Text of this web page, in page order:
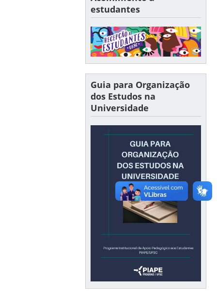
estudantes
Guia para Organização
dos Estudos na
Universidade